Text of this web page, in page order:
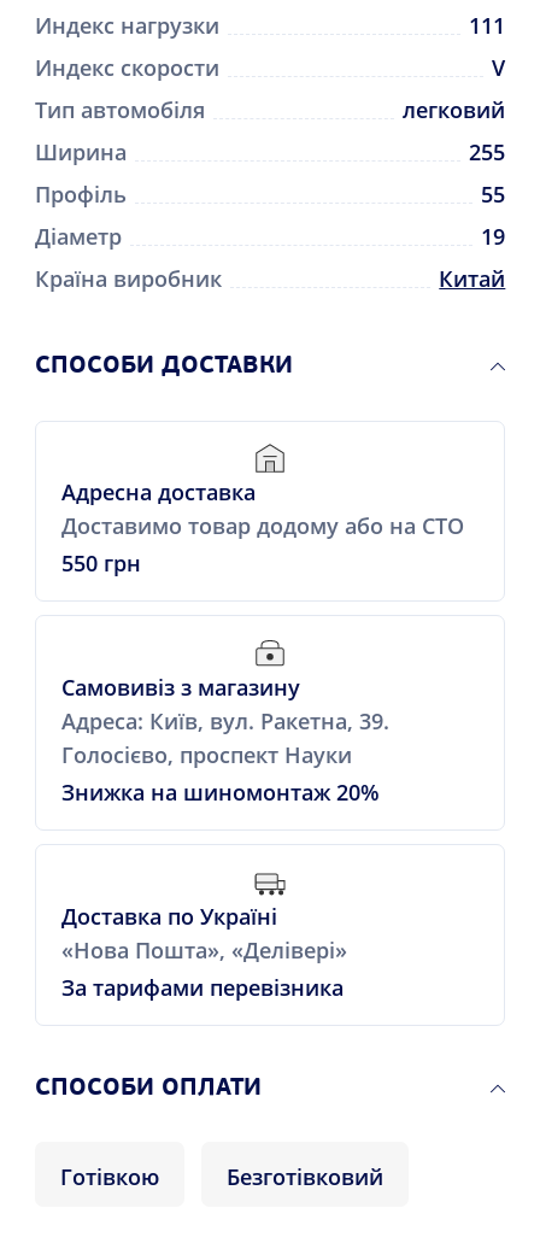
Индекс нагрузки
111
Индекс скорости
V
Тип автомобіля
легковий
Ширина
255
Профіль
55
Діаметр
19
Країна виробник
Китай
СПОСОБИ ДОСТАВКИ
Адресна доставка
Доставимо товар додому або на СТО
550 грн
Самовивіз з магазину
Адреса: Київ, вул. Ракетна, 39.
Голосієво, проспект Науки
Знижка на шиномонтаж 20%
Доставка по Україні
«Нова Пошта», «Делівері»
За тарифами перевізника
СПОСОБИ ОПЛАТИ
Готівкою Безготівковий